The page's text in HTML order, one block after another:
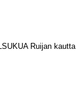
Ruijan kautta